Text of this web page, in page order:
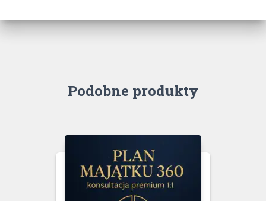
Podobne produkty